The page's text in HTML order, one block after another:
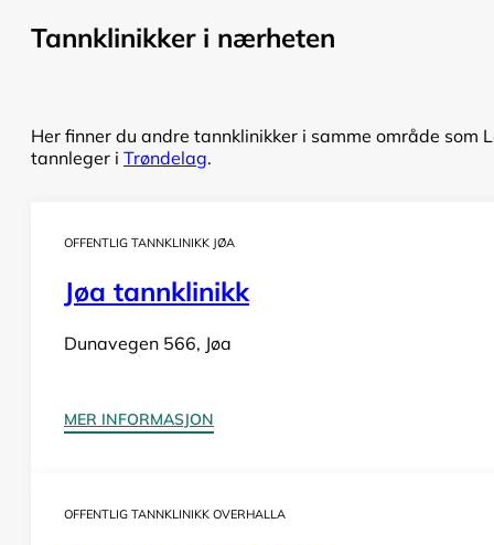
Tannklinikker i nærheten
Her finner du andre tannklinikker i samme område som
tannleger i Trøndelag.
OFFENTLIG TANNKLINIKK JØA
Jøa tannklinikk
Dunavegen 566, Jøa
MER INFORMASJON
OFFENTLIG TANNKLINIKK OVERHALLA